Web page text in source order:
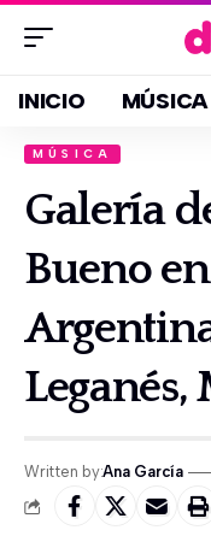
INICIO MÚSICA
MÚSICA
Galería
Bueno
Written by:Ana García